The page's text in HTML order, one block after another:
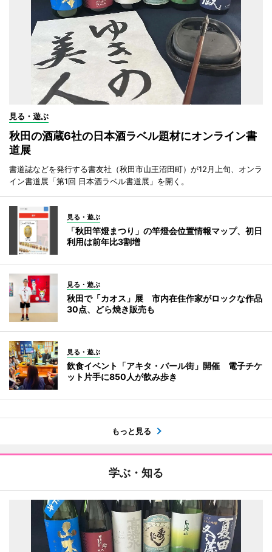
見る・遊ぶ
秋田の酒蔵6社の日本酒ラベル題材にオンライン書
道展
書道誌などを発行する書友社（秋田市山王沼田町）が12月上旬、オンラ
イン書道展「第1回 日本酒ラベル書道展」を開く。
見る・遊ぶ
「秋田竿燈まつり」の竿燈会位置情報マップ、初日
利用は前年比3割増
見る・遊ぶ
秋田で「カオス」展 市内在住作家がロックな作品
30点、どら焼き販売も
見る・遊ぶ
飲食イベント「アキタ・バール街」開催 電子チケ
ット片手に850人が飲み歩き
もっと見る
学ぶ・知る